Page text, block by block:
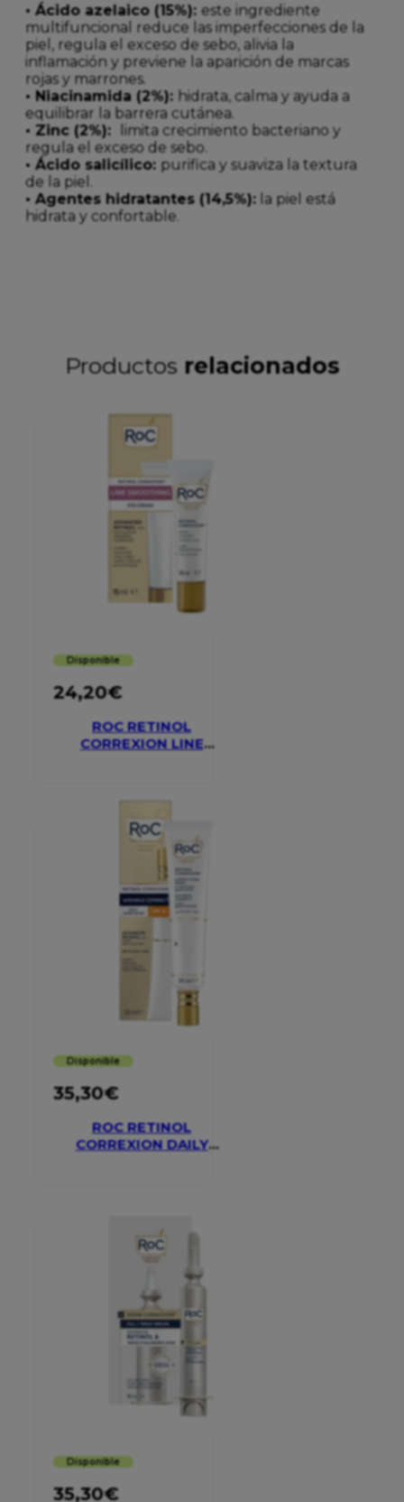
• Ácido azelaico (15%): este ingrediente
multifuncional reduce las imperfecciones de la
piel, regula el exceso de sebo, alivia la
inflamación y previene la aparición de marcas
rojas y marrones.
• Niacinamida (2%): hidrata, calma y ayuda a
equilibrar la barrera cutánea.
• Zinc (2%):
limita crecimiento bacteriano y
regula el exceso de sebo.
• Ácido salicílico: purifica y suaviza la textura
de la piel.
• Agentes hidratantes (14,5%): la piel está
hidrata y confortable.
Productos relacionados
Disponible
24,20€
ROC RETINOL
CORREXION LINE
Disponible
35,30€
ROC RETINOL
CORREXION DAILY
Disponible
35,30€